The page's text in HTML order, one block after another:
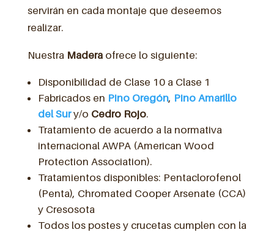
servirán en cada montaje que deseemos
realizar.
Nuestra Madera ofrece lo siguiente:
Disponibilidad de Clase 10 a Clase 1
Fabricados en Pino Oregón, Pino Amarillo
del Sury/o Cedro Rojo.
Tratamiento de acuerdo a la normativa
internacional AWPA (American Wood
Protection Association).
Tratamientos disponibles: Pentaclorofenol
(Penta), Chromated Cooper Arsenate (CCA)
y Cresosota
Todos los postes y crucetas cumplen con la